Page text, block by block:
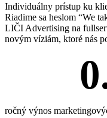
Individuálny prístup ku
Riadime sa heslom “We
LIČI Advertising na
novým víziám, ktoré nás
ročný výnos